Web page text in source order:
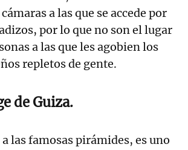
a las que se accede por
por lo que no son el lugar
a las que les agobien los
repletos de gente.
de Guiza.
las famosas pirámides, es uno